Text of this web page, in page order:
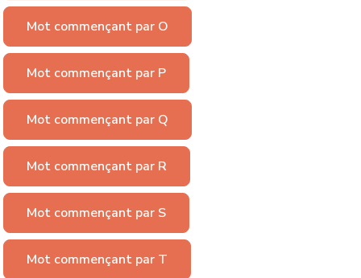
Mot commençant par O
Mot commençant par P
Mot commençant par Q
Mot commençant par R
Mot commençant par S
Mot commençant par T